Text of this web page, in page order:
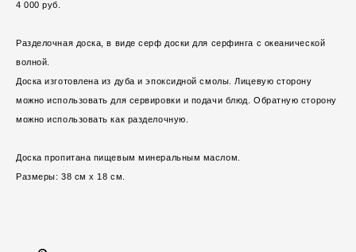
4 000 pуб.
Разделочная доска, в виде серф доски для серфинга с океанической
волной.
Доска изготовлена из дуба и эпоксидной смолы. Лицевую сторону
можно использовать для сервировки и подачи блюд. Обратную сторону
можно использовать как разделочную.
Доска пропитана пищевым минеральным маслом.
Размеры: 38 см x 18 см.